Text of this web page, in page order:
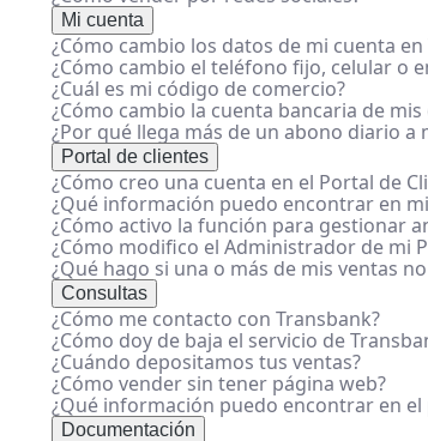
Mi cuenta
¿Cómo cambio los datos de mi cuenta en
¿Cómo cambio el teléfono fijo, celular o
¿Cuál es mi código de comercio?
¿Cómo cambio la cuenta bancaria de
¿Por qué llega más de un abono diario a
Portal de clientes
¿Cómo creo una cuenta en el Portal de
¿Qué información puedo encontrar en
¿Cómo activo la función para gestionar
¿Cómo modifico el Administrador de mi
¿Qué hago si una o más de mis ventas
Consultas
¿Cómo me contacto con Transbank?
¿Cómo doy de baja el servicio de
¿Cuándo depositamos tus ventas?
¿Cómo vender sin tener página web?
¿Qué información puedo encontrar en
Documentación